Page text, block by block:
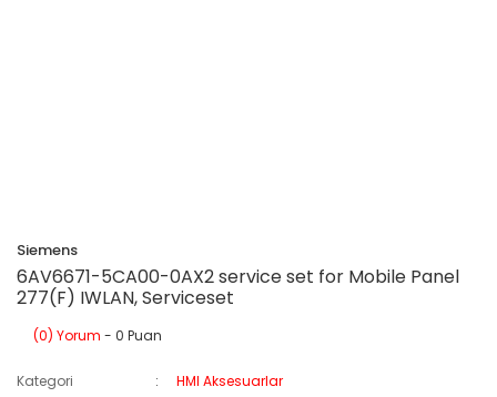
Siemens
6AV6671-5CA00-0AX2 service set for Mobile Panel
277(F) IWLAN, Serviceset
(0) Yorum - 0 Puan
Kategori
HMI Aksesuarlar